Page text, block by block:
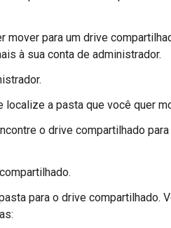
para um drive
à sua conta de administrador.
localize a pasta que você quer
o drive compartilhado
para o drive compartilhado.